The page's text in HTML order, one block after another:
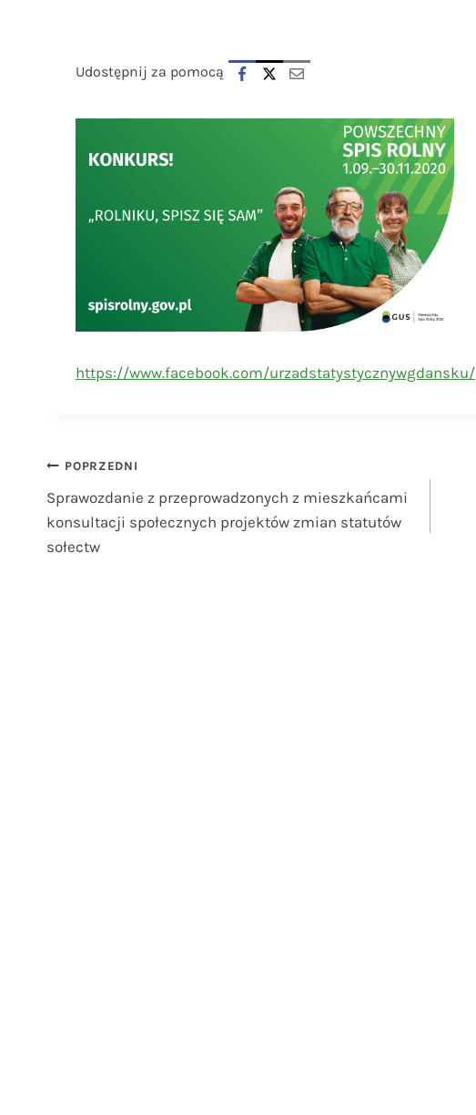
Udostępnij za pomocą
https://www.facebook.com/urzadstatystycznywgdansku/
Nawigacja
wpisu
POPRZEDNI
Sprawozdanie z przeprowadzonych z mieszkańcami
konsultacji społecznych projektów zmian statutów
sołectw